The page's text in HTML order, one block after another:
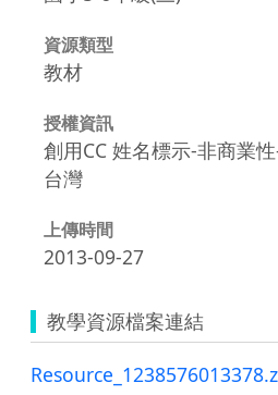
資源類型
教材
授權資訊
創用CC 姓名標示-非商業
台灣
上傳時間
2013-09-27
教學資源檔案連結